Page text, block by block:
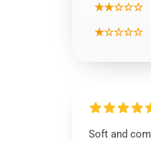
★★☆☆☆
★☆☆☆☆
Soft and